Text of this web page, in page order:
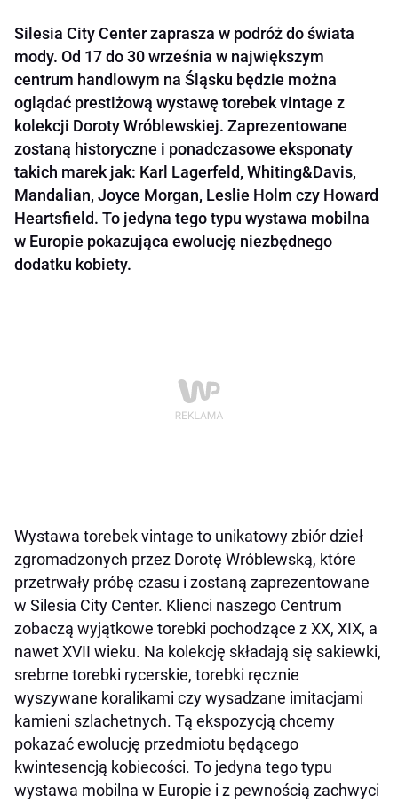
Silesia City Center zaprasza w podróż do świata
mody. Od 17 do 30 września w największym
centrum handlowym na Śląsku będzie można
oglądać prestiżową wystawę torebek vintage z
kolekcji Doroty Wróblewskiej. Zaprezentowane
zostaną historyczne i ponadczasowe eksponaty
takich marek jak: Karl Lagerfeld, Whiting&Davis,
Mandalian, Joyce Morgan, Leslie Holm czy Howard
Heartsfield. To jedyna tego typu wystawa mobilna
w Europie pokazująca ewolucję niezbędnego
dodatku kobiety.
Wystawa torebek vintage to unikatowy zbiór dzieł
zgromadzonych przez Dorotę Wróblewską, które
przetrwały próbę czasu i zostaną zaprezentowane
w Silesia City Center. Klienci naszego Centrum
zobaczą wyjątkowe torebki pochodzące z XX, XIX, a
nawet XVII wieku. Na kolekcję składają się sakiewki,
srebrne torebki rycerskie, torebki ręcznie
wyszywane koralikami czy wysadzane imitacjami
kamieni szlachetnych. Tą ekspozycją chcemy
pokazać ewolucję przedmiotu będącego
kwintesencją kobiecości. To jedyna tego typu
wystawa mobilna w Europie i z pewnością zachwyci